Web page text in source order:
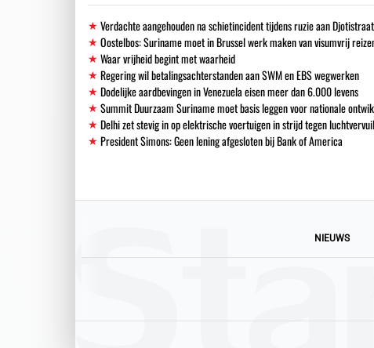
Verdachte aangehouden na schietincident tijdens ruzie aan Djotistraat
Oostelbos: Suriname moet in Brussel werk maken van visumvrij
Waar vrijheid begint met waarheid
Regering wil betalingsachterstanden aan SWM en EBS wegwerken
Dodelijke aardbevingen in Venezuela eisen meer dan 6.000 levens
Summit Duurzaam Suriname moet basis leggen voor nationale
Delhi zet stevig in op elektrische voertuigen in strijd tegen
President Simons: Geen lening afgesloten bij Bank of America
NIEUWS